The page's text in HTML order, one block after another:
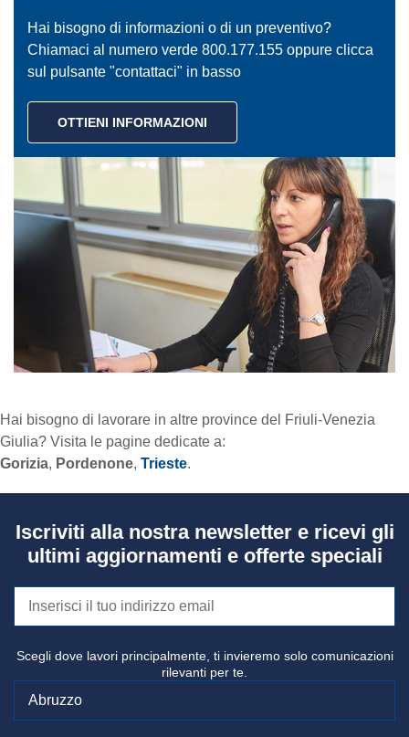
Hai bisogno di informazioni o di un preventivo?
Chiamaci al numero verde 800.177.155 oppure clicca
sul pulsante "contattaci" in basso
OTTIENI INFORMAZIONI
Hai bisogno di lavorare in altre province del Friuli-Venezia
Giulia? Visita le pagine dedicate a:
Gorizia, Pordenone, Trieste.
Iscriviti alla nostra newsletter e ricevi gli
ultimi aggiornamenti e offerte speciali
Scegli dove lavori principalmente, ti invieremo solo comunicazioni
rilevanti per te.